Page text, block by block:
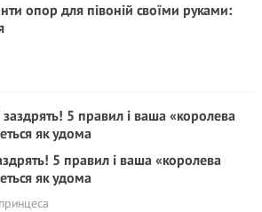
опор для півоній своїми руками:
5 правил і ваша «королева
як удома